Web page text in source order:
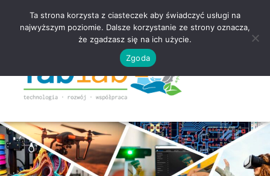
Ta strona korzysta z ciasteczek aby świadczyć usługi na
najwyższym poziomie. Dalsze korzystanie ze strony oznacza,
że zgadzasz się na ich użycie.
Zgoda